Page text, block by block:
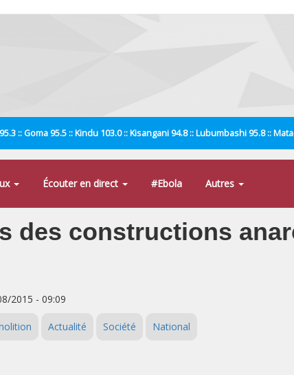
:: Goma 95.5 :: Kindu 103.0 :: Kisangani 94.8 :: Lubumbashi 95.8 ::
Écouter en direct #Ebola Autres
des constructions
2015 - 09:09
Actualité Société National